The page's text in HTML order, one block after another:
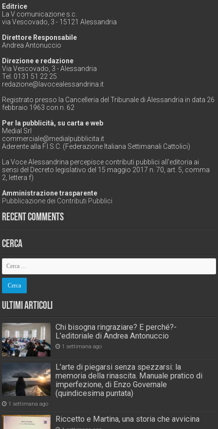
Editrice
La V comunicazione s.c.
via Vescovado, 3 - 15121 Alessandria
Direttore Responsabile
Andrea Antonuccio
Direzione e redazione
Via Vescovado, 3 - Alessandria
Tel. 0131 51 22 25
redazione@lavocealessandrina.it
Registrato presso la Cancelleria del Tribunale di Alessandria in data 26
febbraio 1963 con n. 62
Per la pubblicità, su carta e web
Medial Srl
commerciale@medialpubblicita.it
Aderente alla F.I.S.C. (Federazione Italiana Settimanali Cattolici)
La Voce Alessandrina percepisce contributi pubblici all'editoria ai
sensi del Decreto legislativo del 15 maggio 2017 n. 70, art. 5, comma
2, lettera f)
Amministrazione trasparente
Pubblicazione dei Contributi Pubblici
Recent Comments
Cerca
Ultimi Articoli
Chi bisogna ringraziare? E perché?-
L’editoriale di Andrea Antonuccio
1 settimana ago
L’arte di piegarsi senza spezzarsi: la
memoria della rinascita. Manuale pratico di
imperfezione, di Enzo Governale
(quindicesima puntata)
1 settimana ago
Riccetto e Martina, una storia che avvicina